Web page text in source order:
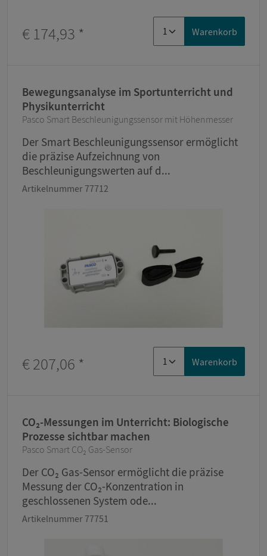
€ 174,93 * Warenkorb
Bewegungsanalyse im Sportunterricht und
Physikunterricht
Pasco Smart Beschleunigungssensor mit Höhenmesser
Der Smart Beschleunigungssensor ermöglicht
die präzise Aufzeichnung von
Beschleunigungswerten auf d...
Artikelnummer 77712
€ 207,06 * Warenkorb
CO₂-Messungen im Unterricht: Biologische
Prozesse sichtbar machen
Pasco Smart CO₂ Gas-Sensor
Der CO₂ Gas-Sensor ermöglicht die präzise
Messung der CO₂-Konzentration in
geschlossenen System ode...
Artikelnummer 77751